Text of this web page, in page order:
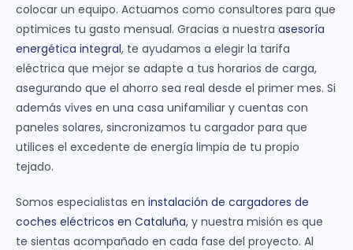
colocar un equipo. Actuamos como consultores para que
optimices tu gasto mensual. Gracias a nuestra asesoría
energética integral, te ayudamos a elegir la tarifa
eléctrica que mejor se adapte a tus horarios de carga,
asegurando que el ahorro sea real desde el primer mes. Si
además vives en una casa unifamiliar y cuentas con
paneles solares, sincronizamos tu cargador para que
utilices el excedente de energía limpia de tu propio
tejado.
Somos especialistas en instalación de cargadores de
coches eléctricos en Cataluña, y nuestra misión es que
te sientas acompañado en cada fase del proyecto. Al